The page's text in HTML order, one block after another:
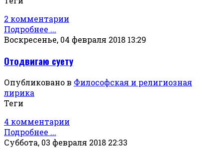
2 комментарии
Подробнее ...
Воскресенье, 04 февраля 2018 13:29
Отодвигаю суету
Опубликовано в Философская и религиозная
лирика
Теги
4 комментарии
Подробнее ...
Суббота, 03 февраля 2018 22:33